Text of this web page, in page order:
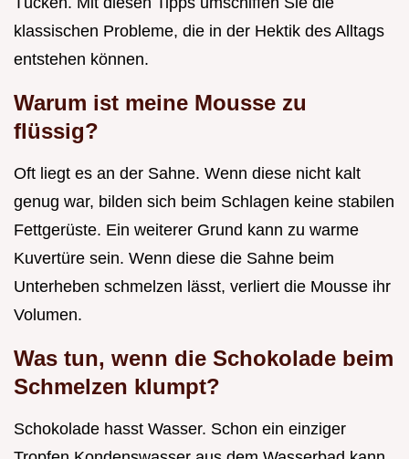
klassischen Probleme, die in der Hektik des Alltags
entstehen können.
Warum ist meine Mousse zu
flüssig?
Oft liegt es an der Sahne. Wenn diese nicht kalt
genug war, bilden sich beim Schlagen keine stabilen
Fettgerüste. Ein weiterer Grund kann zu warme
Kuvertüre sein. Wenn diese die Sahne beim
Unterheben schmelzen lässt, verliert die Mousse ihr
Volumen.
Was tun, wenn die Schokolade beim
Schmelzen klumpt?
Schokolade hasst Wasser. Schon ein einziger